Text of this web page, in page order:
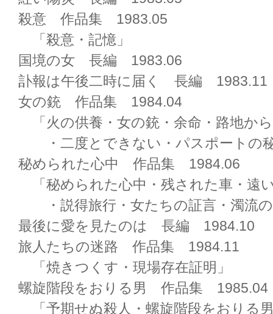
殺意 作品集 1983.05
「殺意・記憶」
国境の女 長編 1983.06
訃報は午後二時に届く 長編 1983.11
女の銃 作品集 1984.04
「火の供養・女の銃・余命・路地か
・二度とできない・パスポートの
秘められた心中 作品集 1984.06
「秘められた心中・残された車・遠
・説得旅行・女たちの証言・濁流
最後に愛を見たのは 長編 1984.10
旅人たちの迷路 作品集 1984.11
「焼きつくす・現場存在証明」
螺旋階段をおりる男 作品集
「予期せぬ殺人・螺旋階段をおりる